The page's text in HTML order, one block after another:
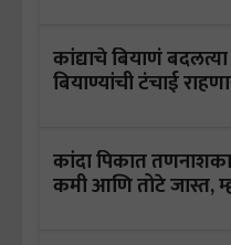
कांद्याचे बियाणं
बियाण्यांची टंचाई
कांदा पिकात
कमी आणि तोटे जास्त,